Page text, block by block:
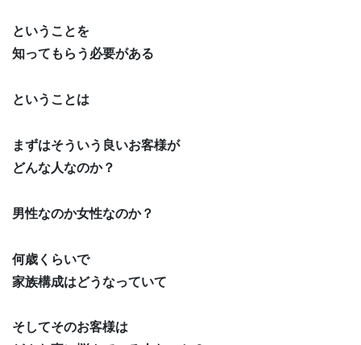
ということを
知ってもらう必要がある
ということは
まずはそういう良いお客様が
どんな人なのか？
男性なのか女性なのか？
何歳くらいで
家族構成はどうなっていて
そしてそのお客様は